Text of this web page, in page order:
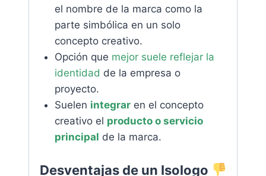
el nombre de la marca como la
parte simbólica en un solo
concepto creativo.
Opción que mejor suele reflejar la
identidad de la empresa o
proyecto.
Suelen integraren el concepto
creativo el producto o servicio
principal de la marca.
Desventajas de un Isologo